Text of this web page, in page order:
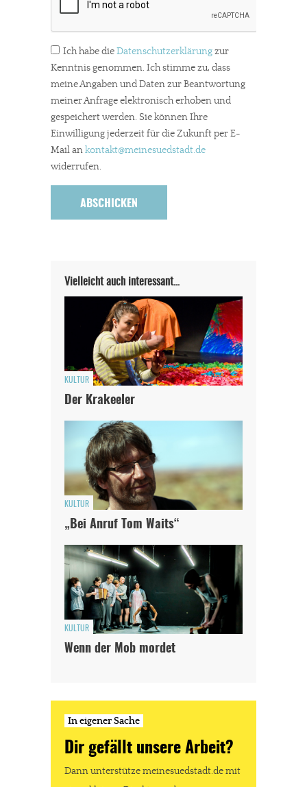
Ich habe dieDatenschutzerklärungzur
Kenntnis genommen. Ich stimme zu, dass
meine Angaben und Daten zur Beantwortung
meiner Anfrage elektronisch erhoben und
gespeichert werden. Sie können Ihre
Einwilligung jederzeit für die Zukunft per E-
Mail ankontakt@meinesuedstadt.de
widerrufen.
Vielleicht auch interessant…
KULTUR
Der Krakeeler
KULTUR
„Bei Anruf Tom Waits“
KULTUR
Wenn der Mob mordet
In eigener Sache
Dir gefällt unsere Arbeit?
Dann unterstütze meinesuedstadt.de mit